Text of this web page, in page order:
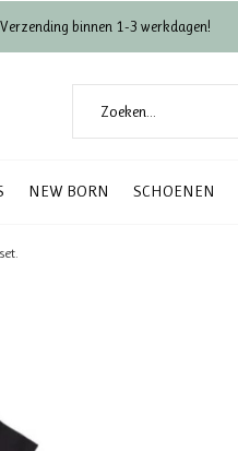
NEW BORN SCHOENEN
Verzending binnen 1-3 werkdagen!